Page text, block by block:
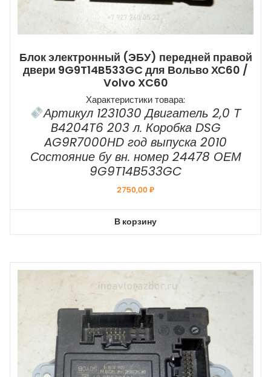
Блок электронный (ЭБУ) передней правой
двери 9G9T14B533GC для Вольво ХС60 /
Volvo XC60
Характеристики товара:
Артикул 1231030 Двигатель 2,0 Т
B4204T6 203 л. Коробка DSG
AG9R7000HD год выпуска 2010
Состояние бу вн. номер 24478 ОЕМ
9G9T14B533GC
2750,00₽
В корзину